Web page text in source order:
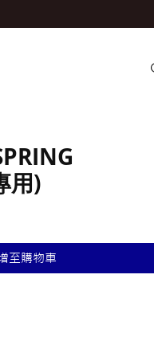
用)
至購物車